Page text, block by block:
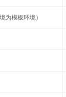
为模板环境）